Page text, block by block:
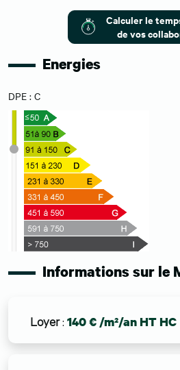
Calculer le
de vos
Energies
DPE : C
Informations sur le
Loyer: 140 € /m²/an HT HC